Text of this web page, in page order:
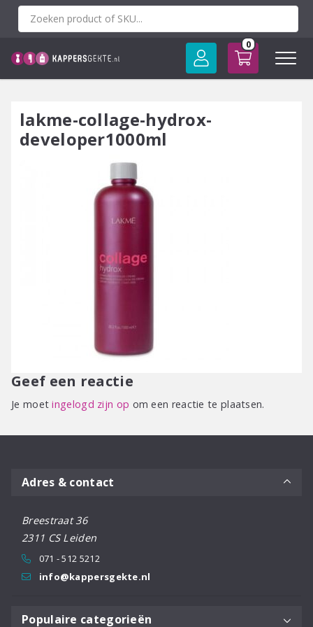
Spring
0
lakme-collage-hydrox-
developer1000ml
Geef een reactie
Je moetingelogd zijn op om een reactie te plaatsen.
Adres & contact
Breestraat 36
2311 CS Leiden
071 - 512 5212
info@kappersgekte.nl
Populaire categorieën